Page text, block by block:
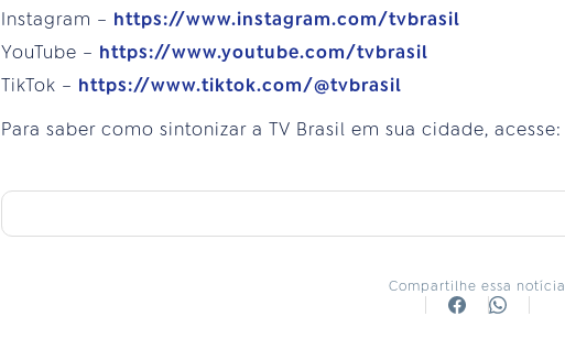
Instagram – https://www.instagram.com/tvbrasil
YouTube – https://www.youtube.com/tvbrasil
TikTok – https://www.tiktok.com/@tvbrasil
Para saber como sintonizar a TV Brasil em sua cidade, acesse:
Compartilhe essa notícia